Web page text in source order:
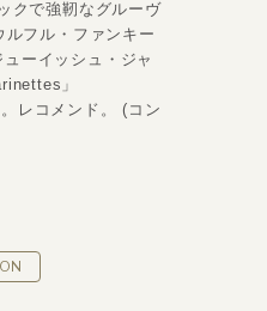
クで強靭なグルーヴ
フル・ファンキー
ーイッシュ・ジャ
」
レコメンド。 (コン